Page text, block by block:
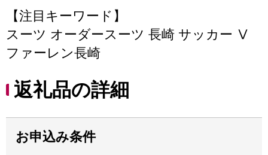
【注目キーワード】
スーツ オーダースーツ 長崎 サッカー Ⅴ
ファーレン長崎
返礼品の詳細
お申込み条件